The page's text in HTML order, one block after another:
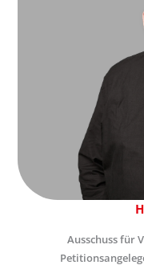
Ausschuss für